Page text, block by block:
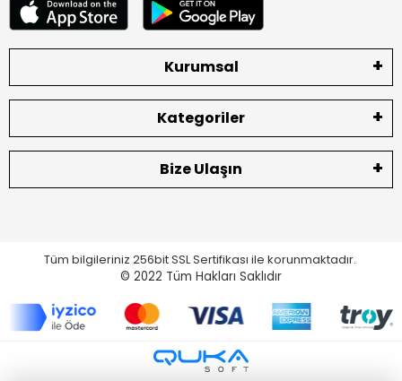
Kurumsal
Kategoriler
Bize Ulaşın
Tüm bilgileriniz 256bit SSL Sertifikası ile korunmaktadır.
© 2022 Tüm Hakları Saklıdır